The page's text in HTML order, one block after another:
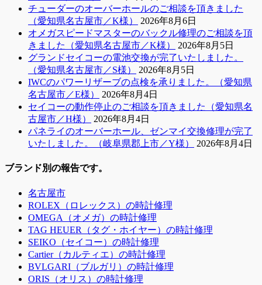
チューダーのオーバーホールのご相談を頂きました
（愛知県名古屋市／K様）
2026年8月6日
オメガスピードマスターのバックル修理のご相談を頂
きました（愛知県名古屋市／K様）
2026年8月5日
グランドセイコーの電池交換が完了いたしました。
（愛知県名古屋市／S様）
2026年8月5日
IWCのパワーリザーブの点検を承りました。（愛知県
名古屋市／E様）
2026年8月4日
セイコーの動作停止のご相談を頂きました（愛知県名
古屋市／H様）
2026年8月4日
パネライのオーバーホール、ゼンマイ交換修理が完了
いたしました。（岐阜県郡上市／Y様）
2026年8月4日
ブランド別の報告です。
名古屋市
ROLEX（ロレックス）の時計修理
OMEGA（オメガ）の時計修理
TAG HEUER（タグ・ホイヤー）の時計修理
SEIKO（セイコー）の時計修理
Cartier（カルティエ）の時計修理
BVLGARI（ブルガリ）の時計修理
ORIS（オリス）の時計修理